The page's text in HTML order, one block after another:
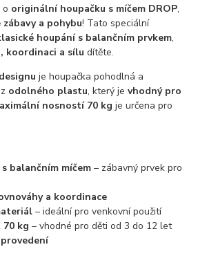
originální houpačku s míčem DROP,
zábavy a pohybu! Tato speciální
houpání s balančním prvkem,
koordinaci a sílu dítěte.
je houpačka pohodlná a
odolného plastu, který je vhodný pro
nosností 70 kg je určena pro
balančním míčem – zábavný prvek pro
a koordinace
– ideální pro venkovní použití
kg – vhodné pro děti od 3 do 12 let